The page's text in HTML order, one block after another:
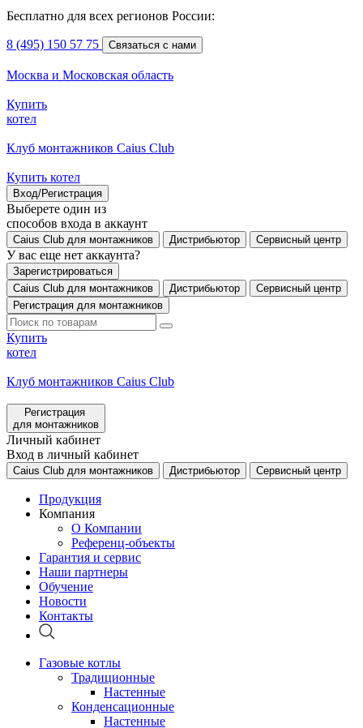
Бесплатно для всех регионов России:
8 (495) 150 57 75 Связаться с нами
Москва и Московская область
Купить
котел
Клуб монтажников Caius Club
Купить котел
Вход/Регистрация
Выберете один из
способов входа в аккаунт
Caius Club для монтажников Дистрибьютор Сервисный центр
У вас еще нет аккаунта?
Зарегистрироваться
Caius Club для монтажников
Дистрибьютор
Сервисный центр
Регистрация для монтажников
Купить
котел
Клуб монтажников Caius Club
Регистрация
для монтажников
Личный кабинет
Вход в личный кабинет
Caius Club для монтажников Дистрибьютор Сервисный центр
Продукция
Компания
О Компании
Референц-объекты
Гарантия и сервис
Наши партнеры
Обучение
Новости
Контакты
Газовые котлы
Традиционные
Настенные
Конденсационные
Настенные